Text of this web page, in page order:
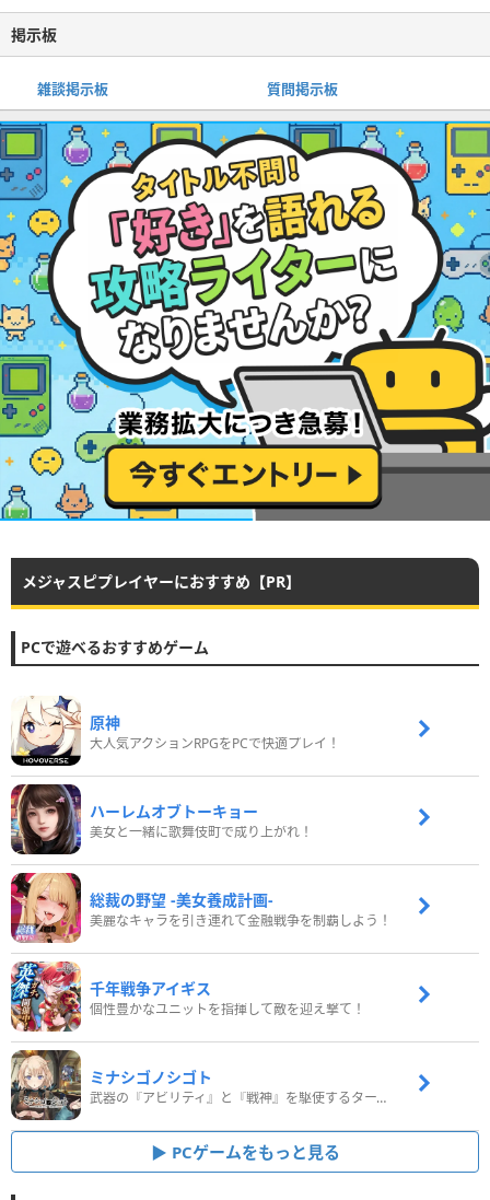
掲示板
雑談掲示板 質問掲示板
メジャスピプレイヤーにおすすめ【PR】
PCで遊べるおすすめゲーム
原神
大人気アクションRPGをPCで快適プレイ！
ハーレムオブトーキョー
美女と一緒に歌舞伎町で成り上がれ！
総裁の野望 -美女養成計画-
美麗なキャラを引き連れて金融戦争を制覇しよう！
千年戦争アイギス
個性豊かなユニットを指揮して敵を迎え撃て！
ミナシゴノシゴト
武器の『アビリティ』と『戦神』を駆使するターン制コマンドバトルRPG！
PCゲームをもっと見る